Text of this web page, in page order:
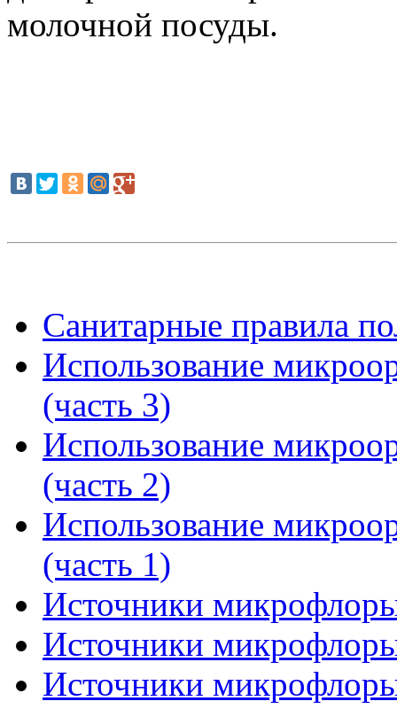
молочной посуды.
Санитарные правила
Использование
(часть 3)
Использование
(часть 2)
Использование
(часть 1)
Источники
Источники
Источники